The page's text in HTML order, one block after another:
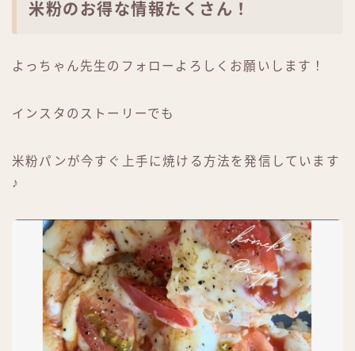
米粉のお得な情報たくさん！
よっちゃん先生のフォローよろしくお願いします！
インスタのストーリーでも
米粉パンが今すぐ上手に焼ける方法を発信しています
♪